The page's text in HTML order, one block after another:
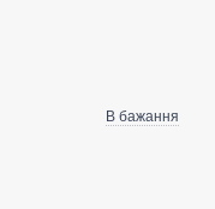
В бажання